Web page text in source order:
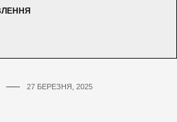
27 БЕРЕЗНЯ, 2025